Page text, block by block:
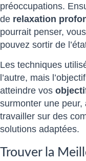
préoccupations.
de relaxation
pourrait penser,
pouvez sortir de
Les techniques
l’autre, mais
atteindre vos
surmonter une
travailler sur des
solutions adaptées.
Trouver la